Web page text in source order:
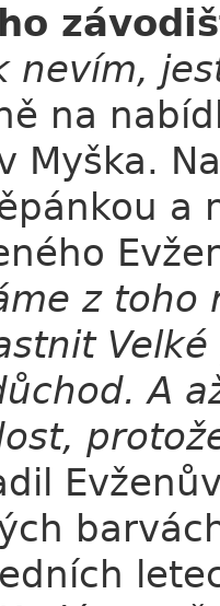
nevím,
na
Myška.
a
z toho
A